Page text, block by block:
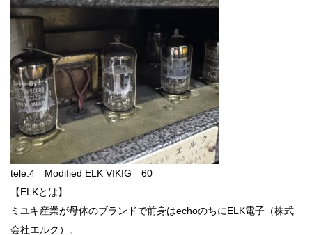
tele.4 Modified ELK VIKIG 60
【ELKとは】
ミユキ産業が母体のブランドで前身はechoのちにELK電子（株式
会社エルク）。